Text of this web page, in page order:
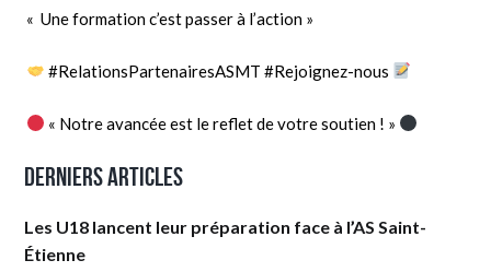
« Une formation c’est passer à l’action »
#RelationsPartenairesASMT #Rejoignez-nous
« Notre avancée est le reflet de votre soutien ! »
Derniers articles
Les U18 lancent leur préparation face à l’AS Saint-
Étienne